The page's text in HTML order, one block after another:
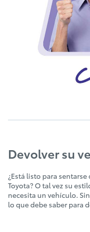
Devolver su
¿Está listo para
Toyota? O tal vez su
necesita un vehículo.
lo que debe saber para